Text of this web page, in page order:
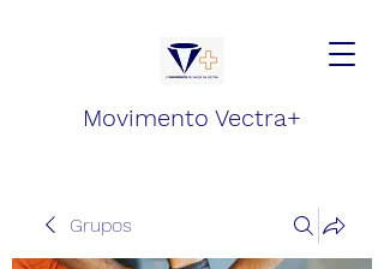
Movimento Vectra+
Grupos